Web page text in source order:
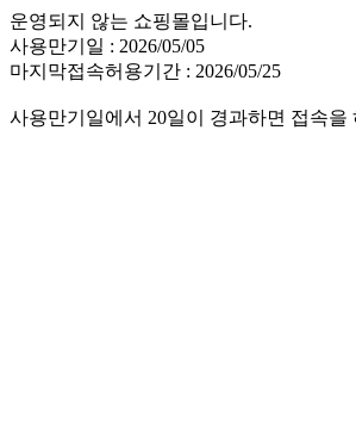
운영되지 않는 쇼핑몰입니다.
사용만기일 : 2026/05/05
마지막접속허용기간 : 2026/05/25
사용만기일에서 20일이 경과하면 접속을